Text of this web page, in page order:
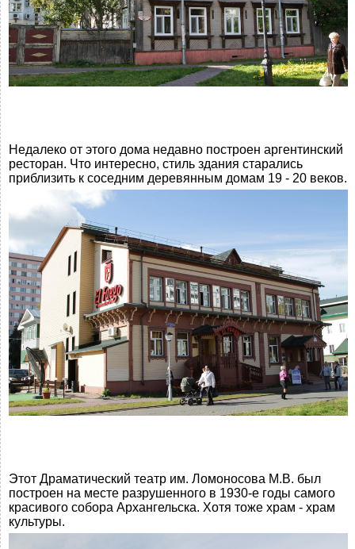
Недалеко от этого дома недавно построен аргентинский
ресторан. Что интересно, стиль здания старались
приблизить к соседним деревянным домам 19 - 20 веков.
Этот Драматический театр им. Ломоносова М.В. был
построен на месте разрушенного в 1930-е годы самого
красивого собора Архангельска. Хотя тоже храм - храм
культуры.